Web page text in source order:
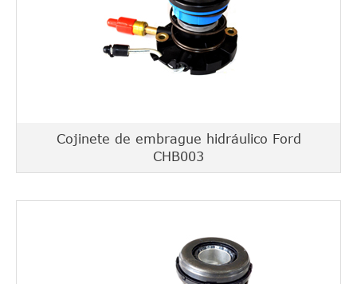
Cojinete de embrague hidráulico Ford
CHB003